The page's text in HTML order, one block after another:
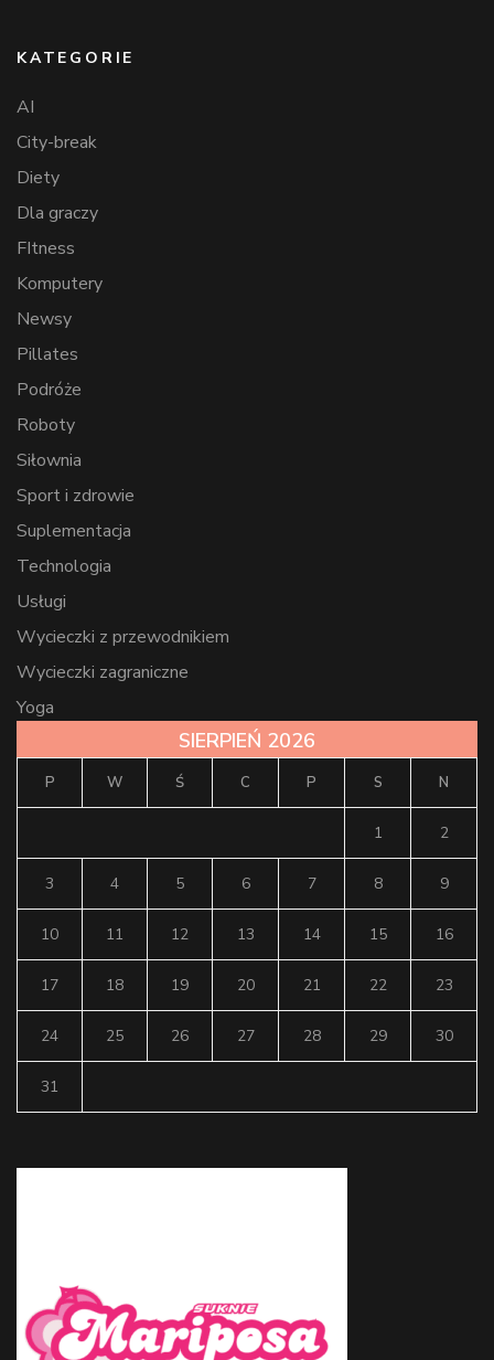
KATEGORIE
AI
City-break
Diety
Dla graczy
FItness
Komputery
Newsy
Pillates
Podróże
Roboty
Siłownia
Sport i zdrowie
Suplementacja
Technologia
Usługi
Wycieczki z przewodnikiem
Wycieczki zagraniczne
Yoga
SIERPIEŃ 2026
P W Ś C P S N
1 2
3 4 5 6 7 8 9
10 11 12 13 14 15 16
17 18 19 20 21 22 23
24 25 26 27 28 29 30
31